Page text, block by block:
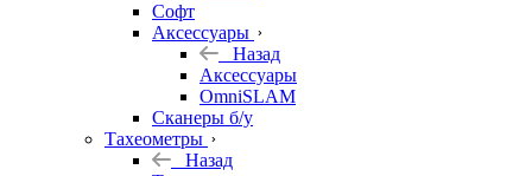
Софт
Аксессуары
Назад
Аксессуары
OmniSLAM
Сканеры б/у
Тахеометры
Назад